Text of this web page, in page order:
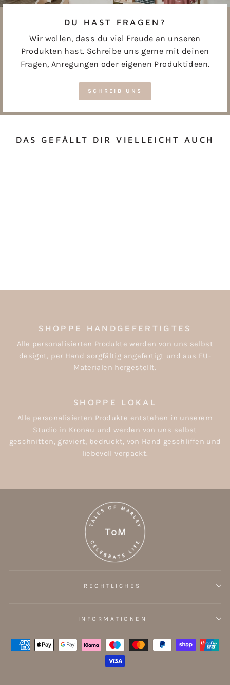
DU HAST FRAGEN?
Wir wollen, dass du viel Freude an unseren
Produkten hast. Schreibe uns gerne mit deinen
Fragen, Anregungen oder eigenen Produktideen.
SCHREIB UNS
DAS GEFÄLLT DIR VIELLEICHT AUCH
SHOPPE HANDGEFERTIGTES
Alle personalisierten Produkte werden von uns selbst
designt, per Hand sorgfältig angefertigt und aus EU-
Materialen hergestellt.
SHOPPE LOKAL
Alle personalisierten Produkte entstehen in unserem
Studio in Kronau und werden von uns selbst
geschnitten, graviert, bedruckt, von Hand geschliffen und
liebevoll verpackt.
RECHTLICHES
INFORMATIONEN